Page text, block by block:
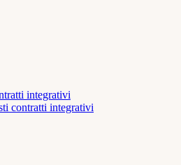
integrativi
contratti integrativi